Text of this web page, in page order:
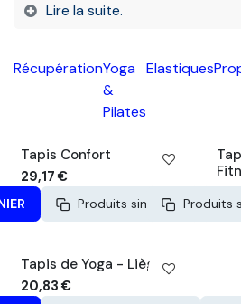
Lire la suite.
RécupérationYoga
&
Pilates
Elastiques
Tapis Confort
29,17€
Produits similairesProduits
Tapis de Yoga - Liège
20,83€